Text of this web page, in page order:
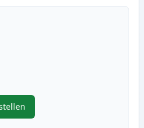
te passen
,Brother DR2200 (Ink Hero